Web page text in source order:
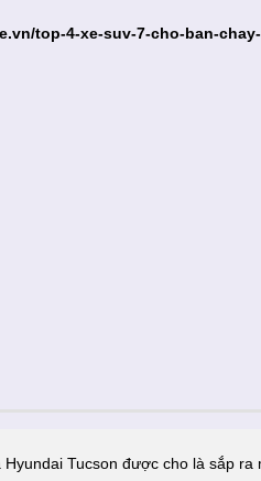
top-4-xe-suv-7-cho-ban-
Hyundai Tucson được cho là sắp